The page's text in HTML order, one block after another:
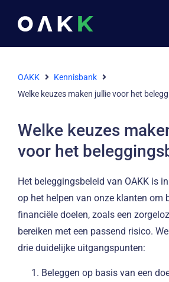
OAKK
Kennisbank
Welke keuzes maken jullie voor het
Welke keuzes
voor het
Het beleggingsbeleid van OAKK is
op het helpen van onze klanten om
financiële doelen, zoals een
bereiken met een passend risico.
drie duidelijke uitgangspunten:
Beleggen op basis van een